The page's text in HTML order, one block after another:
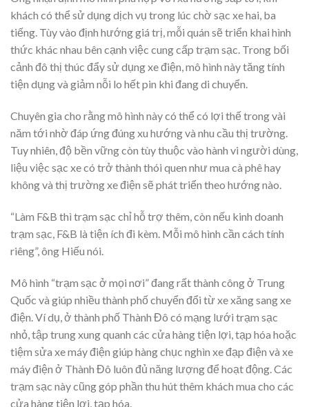
khách có thể sử dụng dịch vụ trong lúc chờ sạc xe hai, ba
tiếng. Tùy vào định hướng giá trị, mỗi quán sẽ triển khai hình
thức khác nhau bên cạnh việc cung cấp trạm sạc. Trong bối
cảnh đô thị thúc đẩy sử dụng xe điện, mô hình này tăng tính
tiện dụng và giảm nỗi lo hết pin khi đang di chuyển.
Chuyên gia cho rằng mô hình này có thể có lợi thế trong vài
năm tới nhờ đáp ứng đúng xu hướng và nhu cầu thị trường.
Tuy nhiên, độ bền vững còn tùy thuộc vào hành vi người dùng,
liệu việc sạc xe có trở thành thói quen như mua cà phê hay
không và thị trường xe điện sẽ phát triển theo hướng nào.
“Làm F&B thì trạm sạc chỉ hỗ trợ thêm, còn nếu kinh doanh
trạm sạc, F&B là tiện ích đi kèm. Mỗi mô hình cần cách tính
riêng”, ông Hiếu nói.
Mô hình “trạm sạc ở mọi nơi” đang rất thành công ở Trung
Quốc và giúp nhiều thành phố chuyển đổi từ xe xăng sang xe
điện. Ví dụ, ở thành phố Thành Đô có mạng lưới trạm sạc
nhỏ, tập trung xung quanh các cửa hàng tiện lợi, tạp hóa hoặc
tiệm sửa xe máy điện giúp hàng chục nghìn xe đạp điện và xe
máy điện ở Thành Đô luôn đủ năng lượng để hoạt động. Các
trạm sạc này cũng góp phần thu hút thêm khách mua cho các
cửa hàng tiện lợi, tạp hóa.